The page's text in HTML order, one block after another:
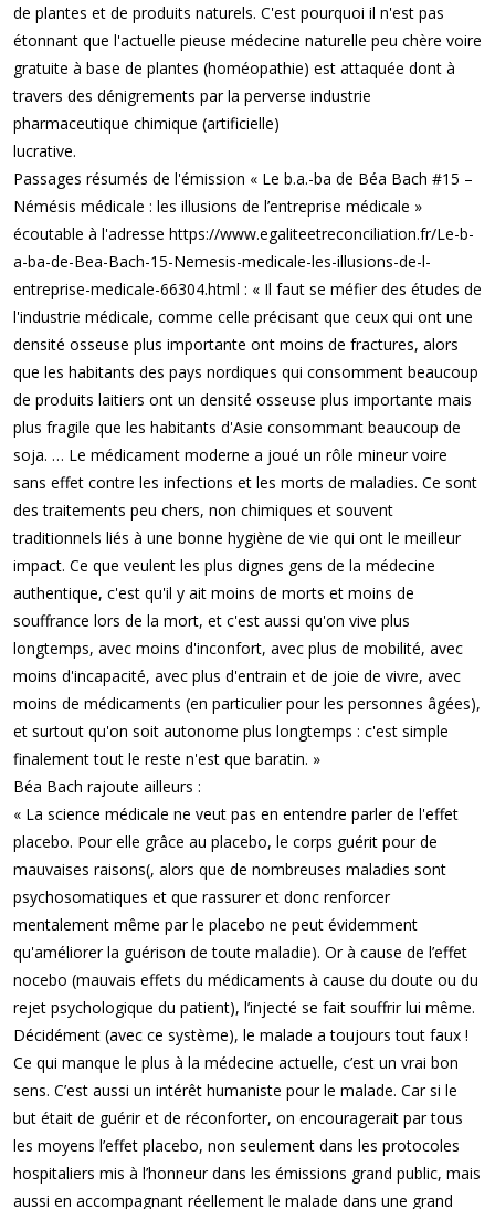
de plantes et de produits naturels. C'est pourquoi il n'est pas
étonnant que l'actuelle pieuse médecine naturelle peu chère voire
gratuite à base de plantes (homéopathie) est attaquée dont à
travers des dénigrements par la perverse industrie
pharmaceutique chimique (artificielle)
lucrative.
Passages résumés de l'émission « Le b.a.-ba de Béa Bach #15 –
Némésis médicale : les illusions de l’entreprise médicale »
écoutable à l'adresse https://www.egaliteetreconciliation.fr/Le-b-
a-ba-de-Bea-Bach-15-Nemesis-medicale-les-illusions-de-l-
entreprise-medicale-66304.html : « Il faut se méfier des études de
l'industrie médicale, comme celle précisant que ceux qui ont une
densité osseuse plus importante ont moins de fractures, alors
que les habitants des pays nordiques qui consomment beaucoup
de produits laitiers ont un densité osseuse plus importante mais
plus fragile que les habitants d'Asie consommant beaucoup de
soja. … Le médicament moderne a joué un rôle mineur voire
sans effet contre les infections et les morts de maladies. Ce sont
des traitements peu chers, non chimiques et souvent
traditionnels liés à une bonne hygiène de vie qui ont le meilleur
impact. Ce que veulent les plus dignes gens de la médecine
authentique, c'est qu'il y ait moins de morts et moins de
souffrance lors de la mort, et c'est aussi qu'on vive plus
longtemps, avec moins d'inconfort, avec plus de mobilité, avec
moins d'incapacité, avec plus d'entrain et de joie de vivre, avec
moins de médicaments (en particulier pour les personnes âgées),
et surtout qu'on soit autonome plus longtemps : c'est simple
finalement tout le reste n'est que baratin. »
Béa Bach rajoute ailleurs :
« La science médicale ne veut pas en entendre parler de l'effet
placebo. Pour elle grâce au placebo, le corps guérit pour de
mauvaises raisons(, alors que de nombreuses maladies sont
psychosomatiques et que rassurer et donc renforcer
mentalement même par le placebo ne peut évidemment
qu'améliorer la guérison de toute maladie). Or à cause de l’effet
nocebo (mauvais effets du médicaments à cause du doute ou du
rejet psychologique du patient), l’injecté se fait souffrir lui même.
Décidément (avec ce système), le malade a toujours tout faux !
Ce qui manque le plus à la médecine actuelle, c’est un vrai bon
sens. C’est aussi un intérêt humaniste pour le malade. Car si le
but était de guérir et de réconforter, on encouragerait par tous
les moyens l’effet placebo, non seulement dans les protocoles
hospitaliers mis à l’honneur dans les émissions grand public, mais
aussi en accompagnant réellement le malade dans une grand